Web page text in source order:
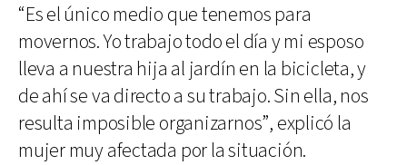
“Es el único medio que tenemos para
movernos. Yo trabajo todo el día y mi esposo
lleva a nuestra hija al jardín en la bicicleta, y
de ahí se va directo a su trabajo. Sin ella, nos
resulta imposible organizarnos”, explicó la
mujer muy afectada por la situación.